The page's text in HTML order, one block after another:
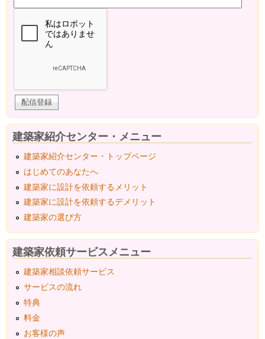
建築家紹介センター・メニュー
建築家紹介センター・トップページ
はじめてのあなたへ
建築家に設計を依頼するメリット
建築家に設計を依頼するデメリット
建築家の選び方
建築家依頼サービスメニュー
建築家相談依頼サービス
サービスの流れ
特典
料金
お客様の声